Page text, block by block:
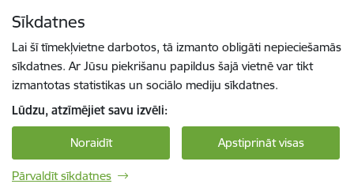
Sīkdatnes
Lai šī tīmekļvietne darbotos, tā izmanto obligāti nepieciešamās
sīkdatnes. Ar Jūsu piekrišanu papildus šajā vietnē var tikt
izmantotas statistikas un sociālo mediju sīkdatnes.
Lūdzu, atzīmējiet savu izvēli:
Noraidīt Apstiprināt visas
Pārvaldīt sīkdatnes